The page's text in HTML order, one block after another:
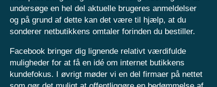
undersøge en hel del aktuelle brugeres anmeldelser
og på grund af dette kan det være til hjælp, at du
sonderer netbutikkens omtaler forinden du bestiller.
Facebook bringer dig lignende relativt værdifulde
muligheder for at få en idé om internet butikkens
kundefokus. I øvrigt møder vi en del firmaer på nettet